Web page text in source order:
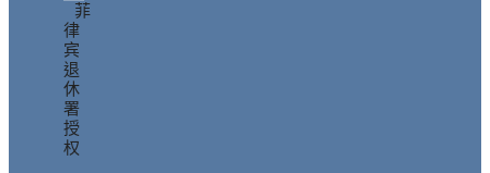
菲
律
宾
退
休
署
授
权